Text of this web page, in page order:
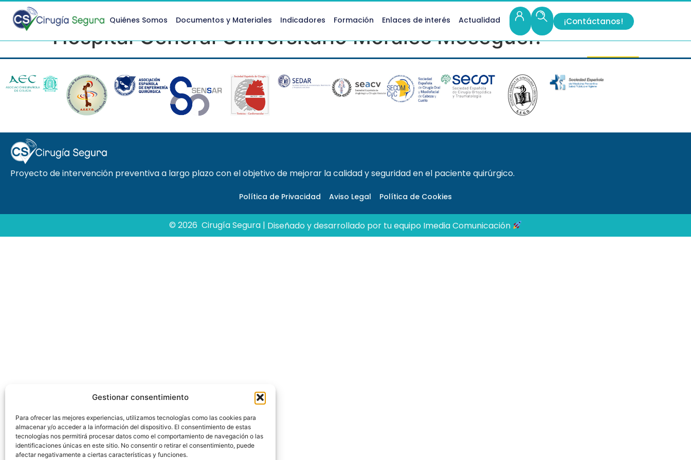
Gestionar consentimiento
Para ofrecer las mejores experiencias, utilizamos tecnologías como las cookies para
almacenar y/o acceder a la información del dispositivo. El consentimiento de estas
tecnologías nos permitirá procesar datos como el comportamiento de navegación o las
identificaciones únicas en este sitio. No consentir o retirar el consentimiento, puede
afectar negativamente a ciertas características y funciones.
Quiénes Somos Documentos y Materiales Indicadores Formación Enlaces de interés Actualidad ¡Contáctanos!
Hospital General Universitario Morales Meseguer.
Proyecto de intervención preventiva a largo plazo con el objetivo de mejorar la calidad y seguridad en el paciente quirúrgico.
Política de Privacidad Aviso Legal Política de Cookies
© 2026 Cirugía Segura | Diseñado y desarrollado por tu equipo Imedia Comunicación